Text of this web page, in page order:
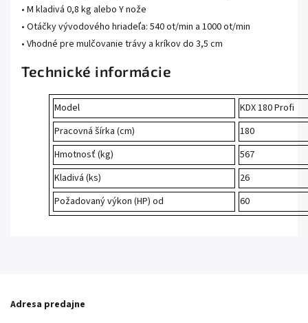
• M kladivá 0,8 kg alebo Y nože
• Otáčky vývodového hriadeľa: 540 ot/min a 1000 ot/min
• Vhodné pre mulčovanie trávy a kríkov do 3,5 cm
Technické informácie
Model
KDX 180 Profi
Pracovná šírka (cm)
180
Hmotnosť (kg)
567
Kladivá (ks)
26
Požadovaný výkon (HP) od
60
Adresa predajne